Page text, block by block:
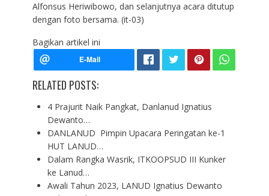
Alfonsus Heriwibowo, dan selanjutnya acara ditutup
dengan foto bersama. (it-03)
Bagikan artikel ini
RELATED POSTS:
4 Prajurit Naik Pangkat, Danlanud Ignatius
Dewanto…
DANLANUD Pimpin Upacara Peringatan ke-1
HUT LANUD…
Dalam Rangka Wasrik, ITKOOPSUD III Kunker
ke Lanud…
Awali Tahun 2023, LANUD Ignatius Dewanto